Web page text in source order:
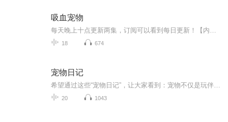
吸血宠物
18 674
宠物日记
20 1043